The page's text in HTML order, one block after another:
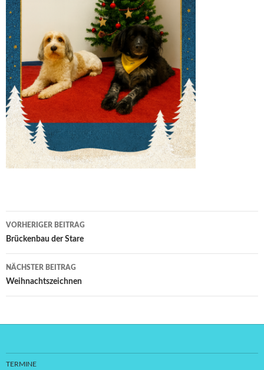
Beitragsnavigation
VORHERIGER BEITRAG
Brückenbau der Stare
NÄCHSTER BEITRAG
Weihnachtszeichnen
TERMINE